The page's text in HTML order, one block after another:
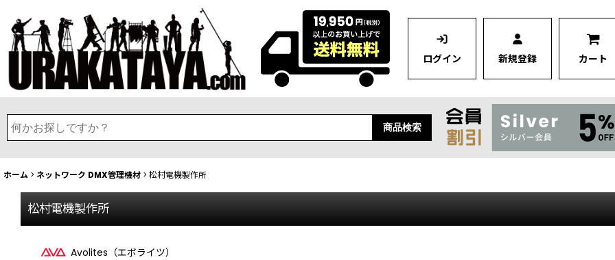
ログイン 新規登録 カート
商品検索
ホーム > ネットワーク DMX管理機材 > 松村電機製作所
松村電機製作所
Avolites（エボライツ）